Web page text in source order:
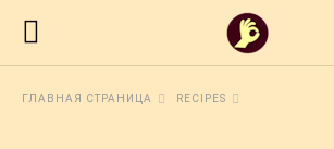
ГЛАВНАЯ СТРАНИЦА RECIPES